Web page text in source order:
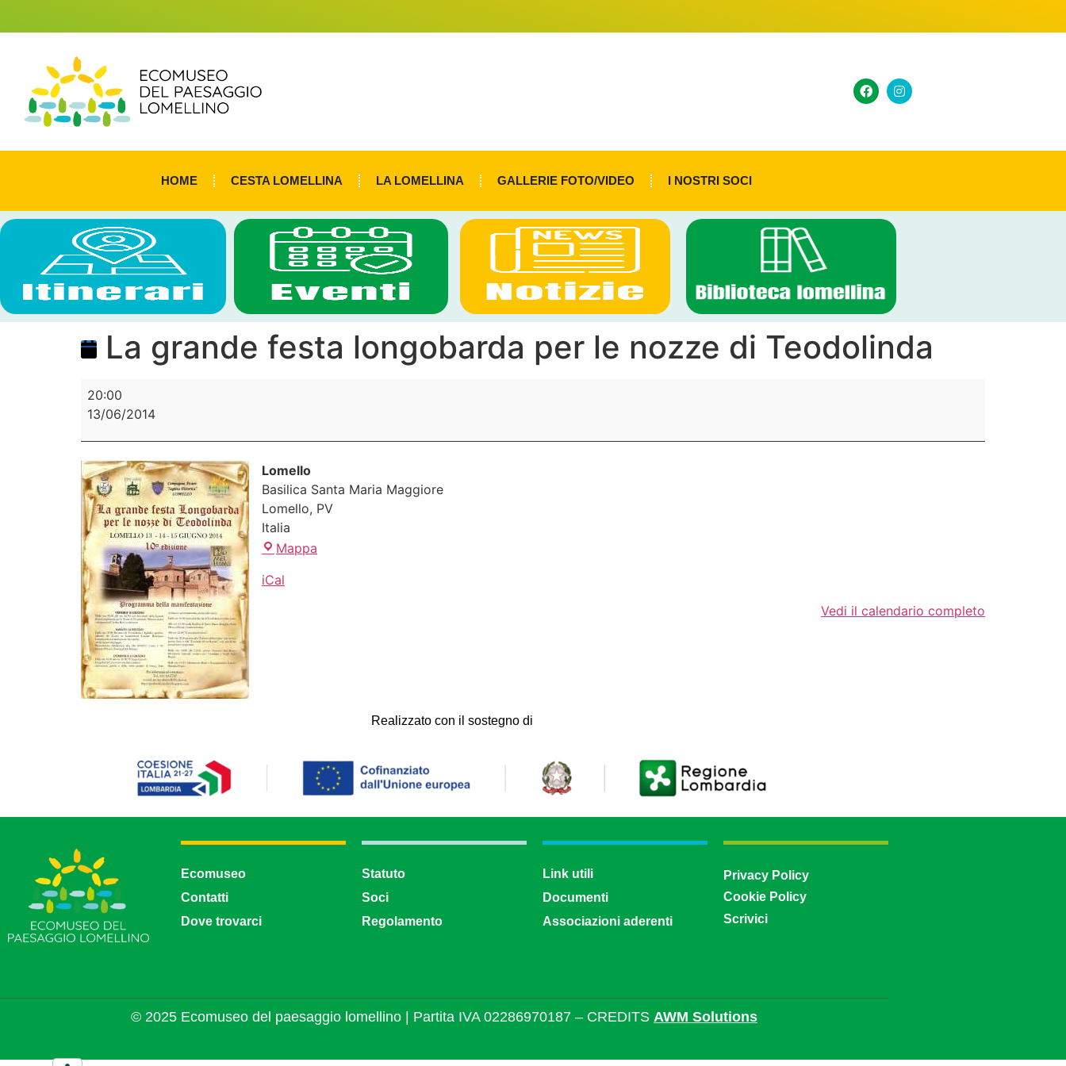
HOME CESTA LOMELLINA LA LOMELLINA GALLERIE FOTO/VIDEO I NOSTRI SOCI
La grande festa longobarda per le nozze di Teodolinda
20:00
13/06/2014
Lomello
Basilica Santa Maria Maggiore
Lomello, PV
Italia
Mappa
iCal
Vedi il calendario completo
Realizzato con il sostegno di
Ecomuseo
Contatti
Dove trovarci
Statuto
Soci
Regolamento
Link utili
Documenti
Associazioni aderenti
Privacy Policy
Cookie Policy
Scrivici
© 2025 Ecomuseo del paesaggio lomellino | Partita IVA 02286970187 – CREDITS AWM Solutions